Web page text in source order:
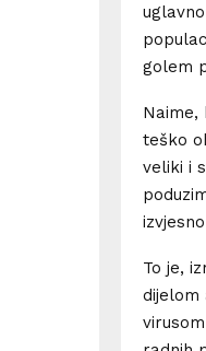
golem
Naime,
teško
veliki i
To je,
dijelom